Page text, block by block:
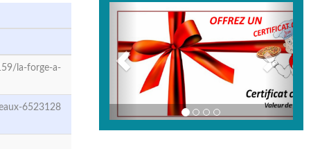
la-forge-a-
6523128
Previous
Next